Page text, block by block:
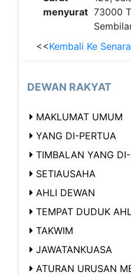
menyurat 73000
<<Kembali Ke
DEWAN RAKYAT
MAKLUMAT UMUM
YANG DI-PERTUA
TIMBALAN YANG
SETIAUSAHA
AHLI DEWAN
TEMPAT DUDUK
TAKWIM
JAWATANKUASA
ATURAN URUSAN